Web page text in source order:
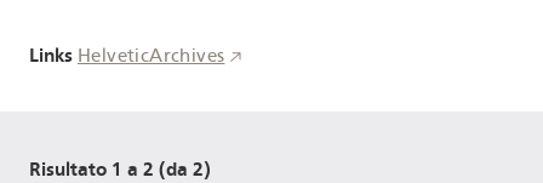
Links HelveticArchives
Risultato 1 a 2 (da 2)